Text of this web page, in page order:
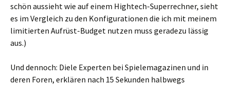
schön aussieht wie auf einem Hightech-Superrechner, sieht
es im Vergleich zu den Konfigurationen die ich mit meinem
limitierten Aufrüst-Budget nutzen muss geradezu lässig
aus.)
Und dennoch: Diele Experten bei Spielemagazinen und in
deren Foren, erklären nach 15 Sekunden halbwegs